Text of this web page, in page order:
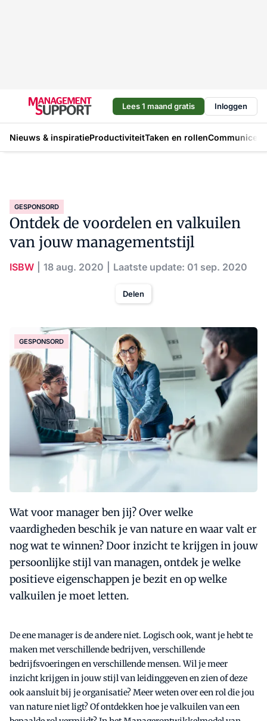
Lees 1 maand gratis Inloggen
Nieuws & inspiratieProductiviteitTaken en rollen
GESPONSORD
Ontdek de voordelen en valkuilen
van jouw managementstijl
ISBW 18 aug. 2020 Laatste update: 01 sep. 2020
Delen
GESPONSORD
Wat voor manager ben jij? Over welke
vaardigheden beschik je van nature en waar valt er
nog wat te winnen? Door inzicht te krijgen in jouw
persoonlijke stijl van managen, ontdek je welke
positieve eigenschappen je bezit en op welke
valkuilen je moet letten.
De ene manager is de andere niet. Logisch ook, want je hebt te
maken met verschillende bedrijven, verschillende
bedrijfsvoeringen en verschillende mensen. Wil je meer
inzicht krijgen in jouw stijl van leidinggeven en zien of deze
ook aansluit bij je organisatie? Meer weten over een rol die jou
van nature niet ligt? Of ontdekken hoe je valkuilen van een